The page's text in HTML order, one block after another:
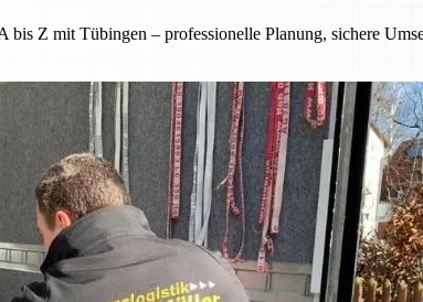
bis Z mit Tübingen – professionelle Planung, sichere